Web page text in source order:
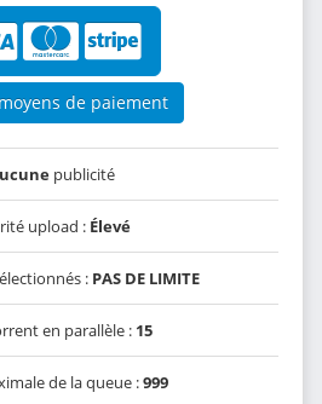
de paiement
publicité
upload : Élevé
: PAS DE LIMITE
en parallèle : 15
de la queue :999